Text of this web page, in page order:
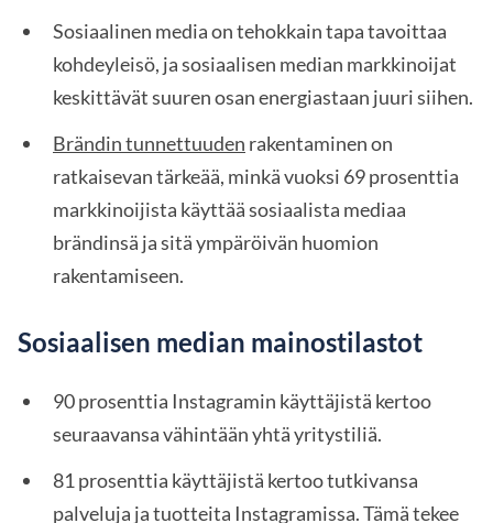
Sosiaalinen media on tehokkain tapa tavoittaa
kohdeyleisö, ja sosiaalisen median markkinoijat
keskittävät suuren osan energiastaan juuri siihen.
Brändin tunnettuuden rakentaminen on
ratkaisevan tärkeää, minkä vuoksi 69 prosenttia
markkinoijista käyttää sosiaalista mediaa
brändinsä ja sitä ympäröivän huomion
rakentamiseen.
Sosiaalisen median mainostilastot
90 prosenttia Instagramin käyttäjistä kertoo
seuraavansa vähintään yhtä yritystiliä.
81 prosenttia käyttäjistä kertoo tutkivansa
palveluja ja tuotteita Instagramissa. Tämä tekee